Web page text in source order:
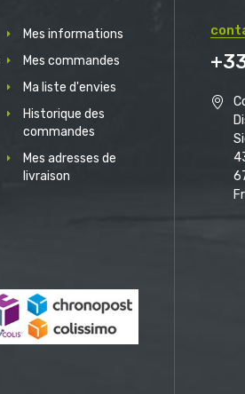
Mes informations
Mes commandes
Ma liste d'envies
Historique des
commandes
Mes adresses de
livraison